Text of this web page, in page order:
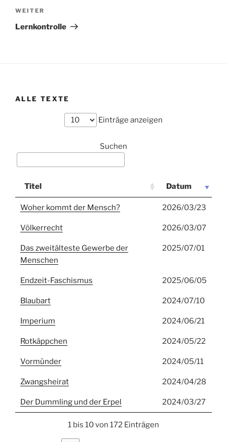
Nächster
Beitrag
WEITER
Lernkontrolle
ALLE TEXTE
Einträge anzeigen
Suchen
Titel Datum
Woher kommt der Mensch? 2026/03/23
Völkerrecht 2026/03/07
Das zweitälteste Gewerbe der
Menschen
2025/07/01
Endzeit-Faschismus 2025/06/05
Blaubart 2024/07/10
Imperium 2024/06/21
Rotkäppchen 2024/05/22
Vormünder 2024/05/11
Zwangsheirat 2024/04/28
Der Dummling und der Erpel 2024/03/27
1 bis 10 von 172 Einträgen